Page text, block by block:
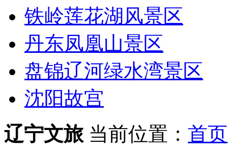
铁岭莲花湖风景区
丹东凤凰山景区
盘锦辽河绿水湾景区
沈阳故宫
辽宁文旅 当前位置： 首页